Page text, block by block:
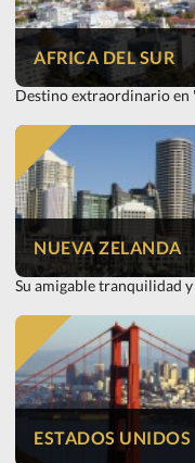
AFRICA DEL SUR
Destino extraordinario
NUEVA ZELANDA
Su amigable tranquilidad
ESTADOS UNIDOS